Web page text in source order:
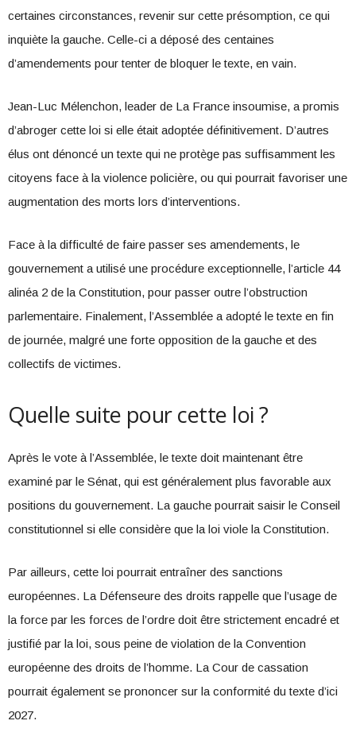
certaines circonstances, revenir sur cette présomption, ce qui
inquiète la gauche. Celle-ci a déposé des centaines
d’amendements pour tenter de bloquer le texte, en vain.
Jean-Luc Mélenchon, leader de La France insoumise, a promis
d’abroger cette loi si elle était adoptée définitivement. D’autres
élus ont dénoncé un texte qui ne protège pas suffisamment les
citoyens face à la violence policière, ou qui pourrait favoriser une
augmentation des morts lors d’interventions.
Face à la difficulté de faire passer ses amendements, le
gouvernement a utilisé une procédure exceptionnelle, l’article 44
alinéa 2 de la Constitution, pour passer outre l’obstruction
parlementaire. Finalement, l’Assemblée a adopté le texte en fin
de journée, malgré une forte opposition de la gauche et des
collectifs de victimes.
Quelle suite pour cette loi ?
Après le vote à l’Assemblée, le texte doit maintenant être
examiné par le Sénat, qui est généralement plus favorable aux
positions du gouvernement. La gauche pourrait saisir le Conseil
constitutionnel si elle considère que la loi viole la Constitution.
Par ailleurs, cette loi pourrait entraîner des sanctions
européennes. La Défenseure des droits rappelle que l’usage de
la force par les forces de l’ordre doit être strictement encadré et
justifié par la loi, sous peine de violation de la Convention
européenne des droits de l’homme. La Cour de cassation
pourrait également se prononcer sur la conformité du texte d’ici
2027.